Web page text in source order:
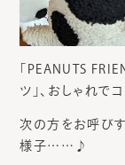
「PEANUTS
ツ」、おしゃれで
次の方をお呼びす
様子……♪